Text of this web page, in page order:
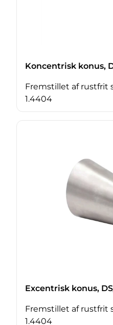
Koncentrisk konus,
Fremstillet af rustfrit
1.4404
Excentrisk konus,
Fremstillet af rustfrit
1.4404